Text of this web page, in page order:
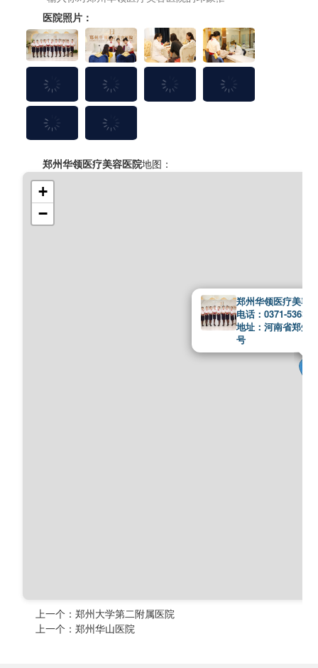
医院照片：
郑州华领医疗美容医院地图：
郑州华领医疗美容
电话：0371-
地址：河南省郑州
号
+
−
上一个：郑州大学第二附属医院
上一个：郑州华山医院